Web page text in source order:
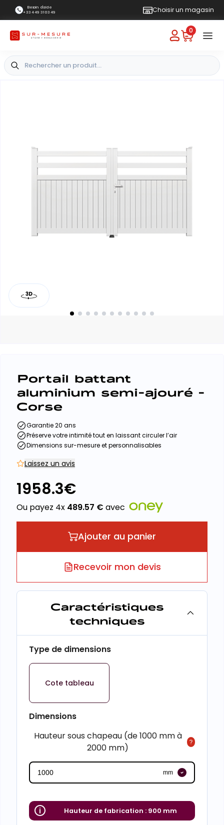
Besoin d'aide
+33 4 49 31 03 49
Choisir un magasin
0
Portail battant
aluminium semi-ajouré -
Corse
Garantie 20 ans
Préserve votre intimité tout en laissant circuler l’air
Dimensions sur-mesure et personnalisables
Laissez un avis
1958.3€
Ou payez 4x 489.57 € avec
Ajouter au panier
Recevoir mon devis
Caractéristiques
techniques
Type de dimensions
Cote tableau
Dimensions
Hauteur sous chapeau (de 1000 mm à
2000 mm)
mm
Hauteur de fabrication : 900 mm